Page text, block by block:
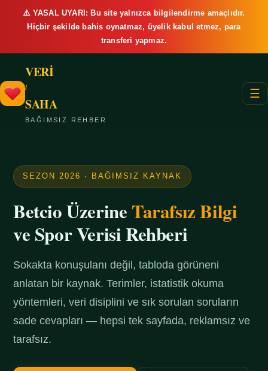
⚠️ YASAL UYARI: Bu site yalnızca bilgilendirme amaçlıdır.
Hiçbir şekilde bahis oynatmaz, üyelik kabul etmez, para
transferi yapmaz.
VERİ
/
SAHA
BAĞIMSIZ REHBER
☰
SEZON 2026 · BAĞIMSIZ KAYNAK
Betcio ÜzerineTarafsız Bilgi
ve Spor Verisi Rehberi
Sokakta konuşulanı değil, tabloda görüneni
anlatan bir kaynak. Terimler, istatistik okuma
yöntemleri, veri disiplini ve sık sorulan soruların
sade cevapları — hepsi tek sayfada, reklamsız ve
tarafsız.